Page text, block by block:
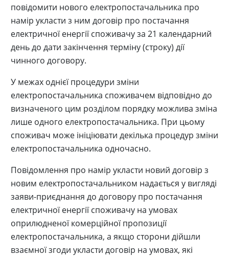
повідомити нового електропостачальника про
намір укласти з ним договір про постачання
електричної енергії споживачу за 21 календарний
день до дати закінчення терміну (строку) дії
чинного договору.
У межах однієї процедури зміни
електропостачальника споживачем відповідно до
визначеного цим розділом порядку можлива зміна
лише одного електропостачальника. При цьому
споживач може ініціювати декілька процедур зміни
електропостачальника одночасно.
Повідомлення про намір укласти новий договір з
новим електропостачальником надається у вигляді
заяви-приєднання до договору про постачання
електричної енергії споживачу на умовах
оприлюдненої комерційної пропозиції
електропостачальника, а якщо сторони дійшли
взаємної згоди укласти договір на умовах, які